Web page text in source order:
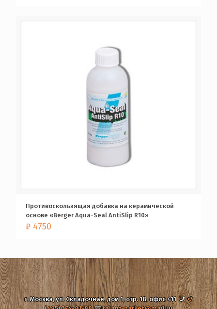
Противоскользящая добавка на керамической
основе «Berger Aqua-Seal AntiSlip R10»
₽ 4750
г. Москва, ул. Складочная, дом 1, стр. 18, офис 411
+7